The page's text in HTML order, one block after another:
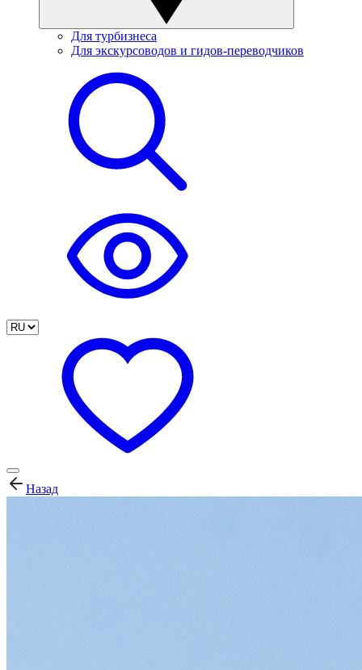
Для турбизнеса
Для экскурсоводов и гидов-переводчиков
Назад